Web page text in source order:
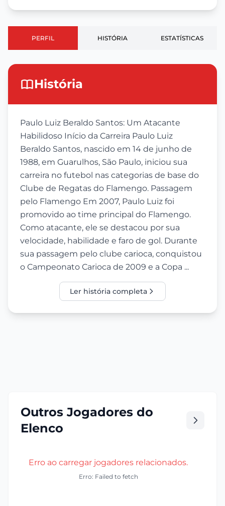
PERFIL HISTÓRIA ESTATÍSTICAS
História
Paulo Luiz Beraldo Santos: Um Atacante
Habilidoso Início da Carreira Paulo Luiz
Beraldo Santos, nascido em 14 de junho de
1988, em Guarulhos, São Paulo, iniciou sua
carreira no futebol nas categorias de base do
Clube de Regatas do Flamengo. Passagem
pelo Flamengo Em 2007, Paulo Luiz foi
promovido ao time principal do Flamengo.
Como atacante, ele se destacou por sua
velocidade, habilidade e faro de gol. Durante
sua passagem pelo clube carioca, conquistou
o Campeonato Carioca de 2009 e a Copa ...
Ler história completa
Outros Jogadores do
Elenco
Erro ao carregar jogadores relacionados.
Erro: Failed to fetch